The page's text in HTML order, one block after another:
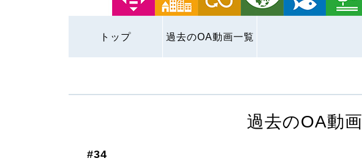
トップ 過去のOA動画一覧
過去のOA動画
#34